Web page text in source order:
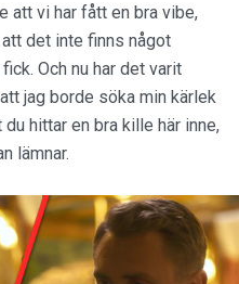
att vi har fått en bra vibe,
det inte finns något
Och nu har det varit
jag borde söka min kärlek
hittar en bra kille här inne,
lämnar.